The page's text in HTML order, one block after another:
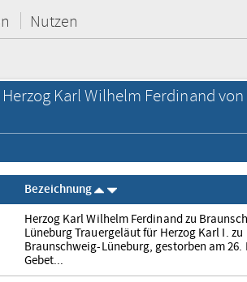
Nutzen
Herzog Karl Wilhelm Ferdinand
Bezeichnung
Herzog Karl Wilhelm Ferdinand zu
Lüneburg Trauergeläut für Herzog Karl I. zu
Braunschweig-Lüneburg, gestorben am 26.
Gebet...